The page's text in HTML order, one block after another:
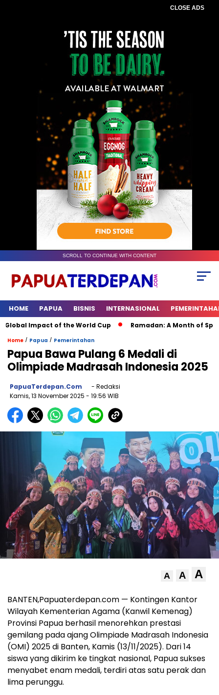
CLOSE ADS
SCROLL TO CONTINUE WITH CONTENT
HOME PAPUA BISNIS INTERNASIONAL
Impact of the World Cup Ramadan: A Month of
Home / Papua / Pemerintahan
Papua Bawa Pulang 6 Medali di
Olimpiade Madrasah Indonesia 2025
PapuaTerdepan.com
- Redaksi
Kamis, 13 November 2025 - 19:56 WIB
A A A
BANTEN,Papuaterdepan.com — Kontingen Kantor
Wilayah Kementerian Agama (Kanwil Kemenag)
Provinsi Papua berhasil menorehkan prestasi
gemilang pada ajang Olimpiade Madrasah Indonesia
(OMI) 2025 di Banten, Kamis (13/11/2025). Dari 14
siswa yang dikirim ke tingkat nasional, Papua sukses
menyabet enam medali, terdiri atas satu perak dan
lima perunggu.